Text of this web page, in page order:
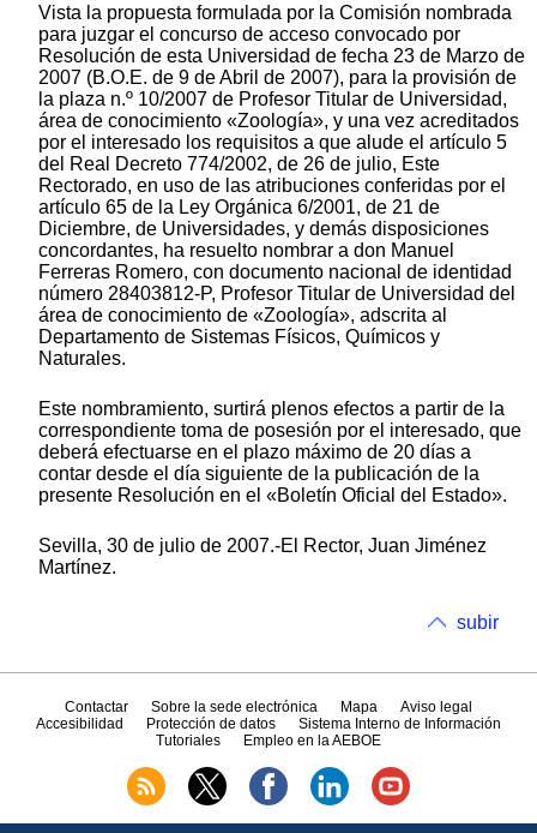
Vista la propuesta formulada por la Comisión nombrada
para juzgar el concurso de acceso convocado por
Resolución de esta Universidad de fecha 23 de Marzo de
2007 (B.O.E. de 9 de Abril de 2007), para la provisión de
la plaza n.º 10/2007 de Profesor Titular de Universidad,
área de conocimiento «Zoología», y una vez acreditados
por el interesado los requisitos a que alude el artículo 5
del Real Decreto 774/2002, de 26 de julio, Este
Rectorado, en uso de las atribuciones conferidas por el
artículo 65 de la Ley Orgánica 6/2001, de 21 de
Diciembre, de Universidades, y demás disposiciones
concordantes, ha resuelto nombrar a don Manuel
Ferreras Romero, con documento nacional de identidad
número 28403812-P, Profesor Titular de Universidad del
área de conocimiento de «Zoología», adscrita al
Departamento de Sistemas Físicos, Químicos y
Naturales.
Este nombramiento, surtirá plenos efectos a partir de la
correspondiente toma de posesión por el interesado, que
deberá efectuarse en el plazo máximo de 20 días a
contar desde el día siguiente de la publicación de la
presente Resolución en el «Boletín Oficial del Estado».
Sevilla, 30 de julio de 2007.-El Rector, Juan Jiménez
Martínez.
subir
Contactar Sobre la sede electrónica Mapa
Aviso legal
Accesibilidad
Protección de datos
Sistema Interno de Información
Tutoriales
Empleo en la AEBOE